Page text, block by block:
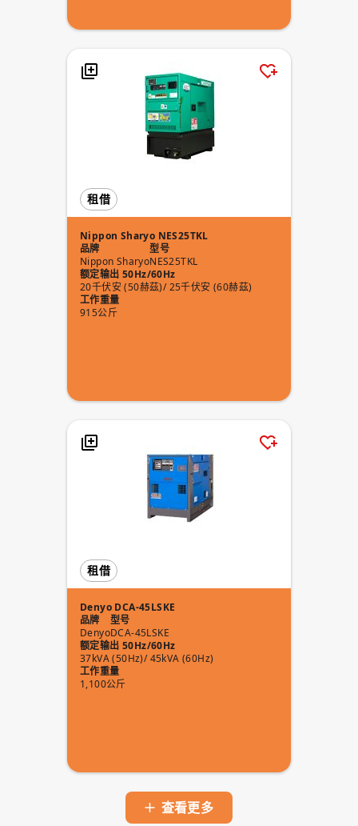
租借
Nippon Sharyo NES25TKL
品牌
Nippon Sharyo
型号
NES25TKL
额定输出 50Hz/60Hz
20千伏安 (50赫茲)/ 25千伏安 (60赫茲)
工作重量
915公斤
租借
Denyo DCA-45LSKE
品牌
Denyo
型号
DCA-45LSKE
额定输出 50Hz/60Hz
37kVA (50Hz)/ 45kVA (60Hz)
工作重量
1,100公斤
查看更多